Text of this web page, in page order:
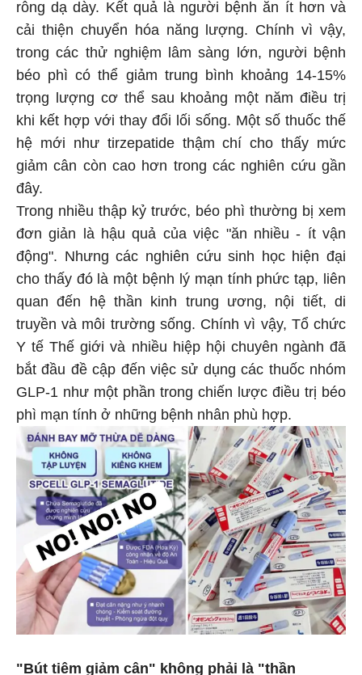
rỗng dạ dày. Kết quả là người bệnh ăn ít hơn và
cải thiện chuyển hóa năng lượng. Chính vì vậy,
trong các thử nghiệm lâm sàng lớn, người bệnh
béo phì có thể giảm trung bình khoảng 14-15%
trọng lượng cơ thể sau khoảng một năm điều trị
khi kết hợp với thay đổi lối sống. Một số thuốc thế
hệ mới như tirzepatide thậm chí cho thấy mức
giảm cân còn cao hơn trong các nghiên cứu gần
đây.
Trong nhiều thập kỷ trước, béo phì thường bị xem
đơn giản là hậu quả của việc "ăn nhiều - ít vận
động". Nhưng các nghiên cứu sinh học hiện đại
cho thấy đó là một bệnh lý mạn tính phức tạp, liên
quan đến hệ thần kinh trung ương, nội tiết, di
truyền và môi trường sống. Chính vì vậy, Tổ chức
Y tế Thế giới và nhiều hiệp hội chuyên ngành đã
bắt đầu đề cập đến việc sử dụng các thuốc nhóm
GLP-1 như một phần trong chiến lược điều trị béo
phì mạn tính ở những bệnh nhân phù hợp.
"Bút tiêm giảm cân" không phải là "thần